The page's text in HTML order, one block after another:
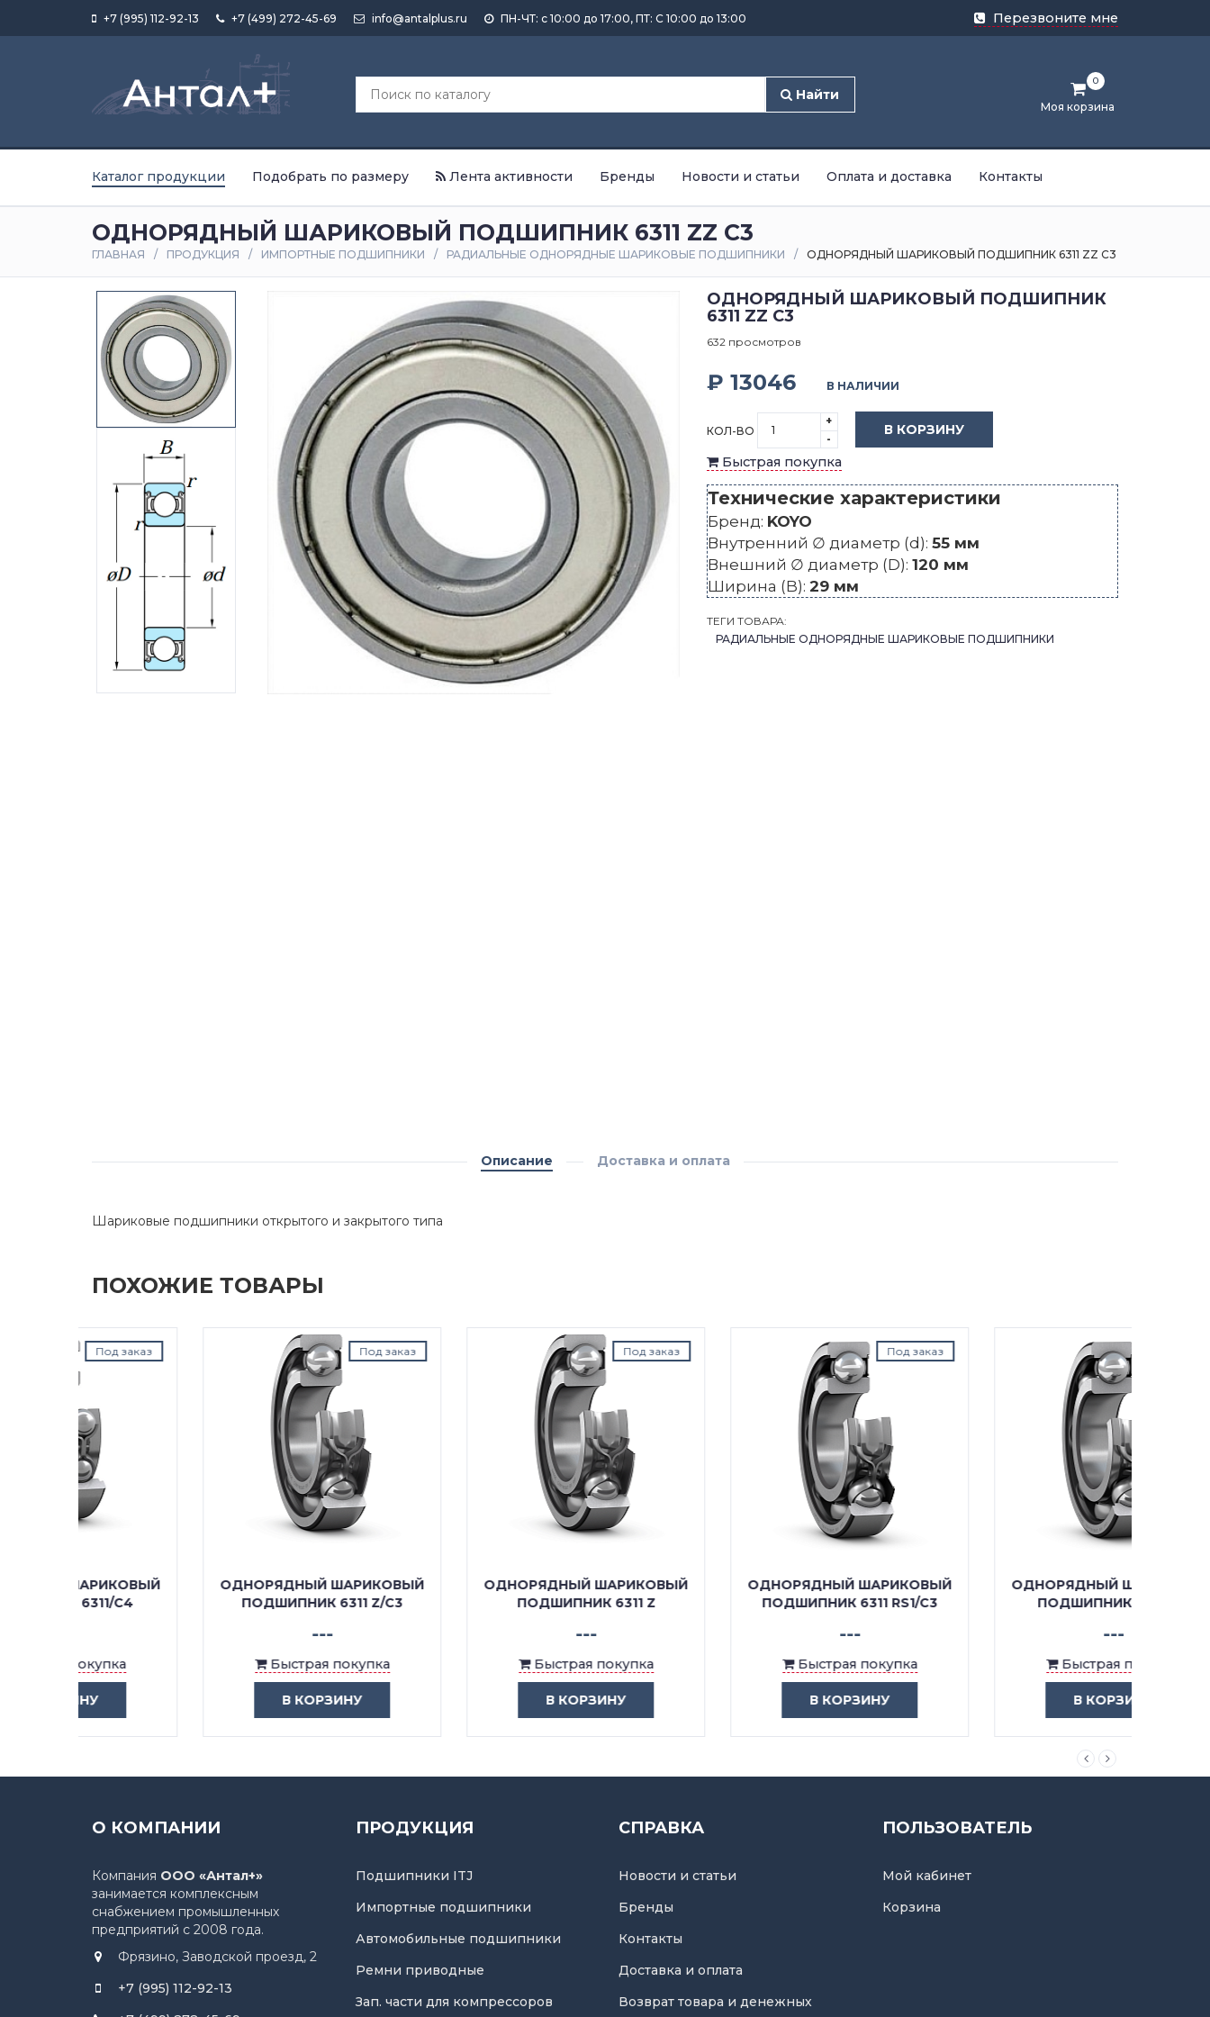
+7 (995) 112-92-13 +7 (499) 272-45-69 info@antalplus.ru ПН-ЧТ: с 10:00 до 17:00, ПТ: С 10:00 до 13:00 Перезвоните мне
Найти
Моя корзина
0
Каталог продукции Подобрать по размеру Лента активности Бренды Новости и статьи Оплата и доставка Контакты
ОДНОРЯДНЫЙ ШАРИКОВЫЙ ПОДШИПНИК 6311 ZZ C3
ГЛАВНАЯ ПРОДУКЦИЯ ИМПОРТНЫЕ ПОДШИПНИКИ РАДИАЛЬНЫЕ ОДНОРЯДНЫЕ ШАРИКОВЫЕ ПОДШИПНИКИ ОДНОРЯДНЫЙ ШАРИКОВЫЙ ПОДШИПНИК 6311 ZZ C3
ОДНОРЯДНЫЙ ШАРИКОВЫЙ ПОДШИПНИК
6311 ZZ C3
632 просмотров
₽ 13046 В НАЛИЧИИ
КОЛ-ВО
+
-
В КОРЗИНУ
Быстрая покупка
Технические характеристики
Бренд: KOYO
Внутренний ∅ диаметр (d): 55 мм
Внешний ∅ диаметр (D): 120 мм
Ширина (B): 29 мм
ТЕГИ ТОВАРА:
РАДИАЛЬНЫЕ ОДНОРЯДНЫЕ ШАРИКОВЫЕ ПОДШИПНИКИ
Описание Доставка и оплата
Шариковые подшипники открытого и закрытого типа
ПОХОЖИЕ ТОВАРЫ
Под заказ
ОДНОРЯДНЫЙ ШАРИКОВЫЙ
ПОДШИПНИК 6311 Z/C3
Быстрая покупка
Под заказ
ОДНОРЯДНЫЙ ШАРИКОВЫЙ
ПОДШИПНИК 6311 Z
Быстрая покупка
Под заказ
ОДНОРЯДНЫЙ ШАРИКОВЫЙ
ПОДШИПНИК 6311 RS1/C3
Быстрая покупка
Под заказ
ОДНОРЯДНЫЙ ШАРИКОВЫЙ
ПОДШИПНИК 6311 RS1
Быстрая покупка
О КОМПАНИИ
Компания ООО «Антал+»
занимается комплексным
снабжением промышленных
предприятий с 2008 года.
Фрязино, Заводской проезд, 2
+7 (995) 112-92-13
ПРОДУКЦИЯ
Подшипники ITJ
Импортные подшипники
Автомобильные подшипники
Ремни приводные
Зап. части для компрессоров
СПРАВКА
Новости и статьи
Бренды
Контакты
Доставка и оплата
Возврат товара и денежных
ПОЛЬЗОВАТЕЛЬ
Мой кабинет
Корзина